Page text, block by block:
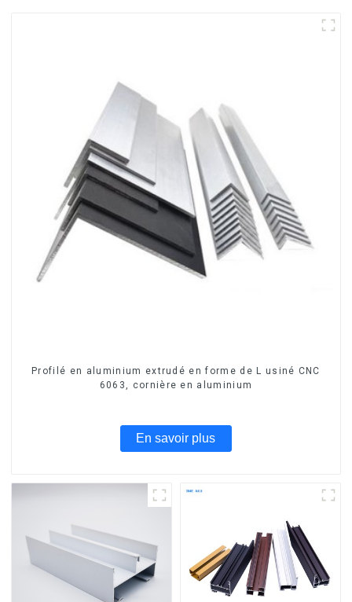
Profilé en aluminium extrudé en forme de L usiné CNC
6063, cornière en aluminium
En savoir plus